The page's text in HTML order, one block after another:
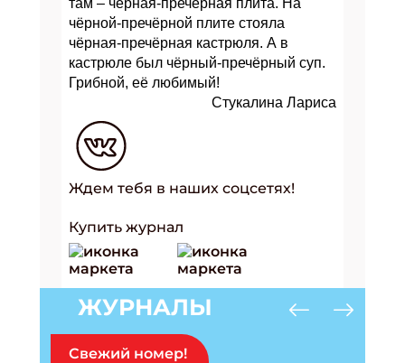
там – чёрная-пречёрная плита. На
чёрной-пречёрной плите стояла
чёрная-пречёрная кастрюля. А в
кастрюле был чёрный-пречёрный суп.
Грибной, её любимый!
Стукалина Лариса
Ждем тебя в наших соцсетях!
Купить журнал
ЖУРНАЛЫ
Свежий номер!